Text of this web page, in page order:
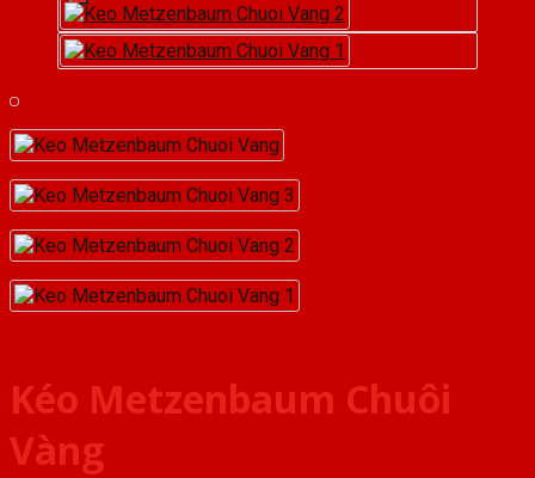
Kéo Metzenbaum Chuôi
Vàng